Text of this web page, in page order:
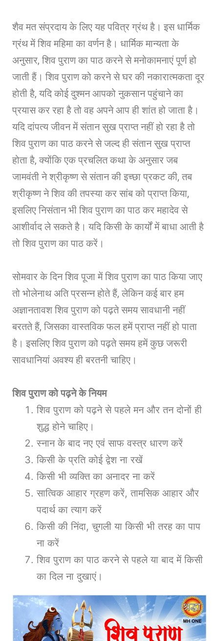
शैव मत संप्रदाय के लिए यह पवित्र ग्रंथ है। इस धार्मिक
ग्रंथ में शिव महिमा का वर्णन है। धार्मिक मान्यता के
अनुसार, शिव पुराण का पाठ करने से मनोकामनाएं पूर्ण हो
जाती हैं। शिव पुराण को करने से घर की नकारात्मकता दूर
होती है, यदि कोई दुश्मन आपको नुकसान पहुंचाने का
प्रयास कर रहा है तो वह अपने आप ही शांत हो जाता है।
यदि दांपत्य जीवन में संतान सुख प्राप्त नहीं हो रहा है तो
शिव पुराण का पाठ करने से जल्द ही संतान सुख प्राप्त
होता है, क्योंकि एक प्रचलित कथा के अनुसार जब
जामवंती ने श्रीकृष्ण से संतान की इच्छा प्रकट की, तब
श्रीकृष्ण ने शिव की तपस्या कर सांब को प्राप्त किया,
इसलिए निसंतान भी शिव पुराण का पाठ कर महादेव से
आशीर्वाद ले सकते है। यदि किसी के कार्यों में बाधा आती है
तो शिव पुराण का पाठ करें।
सोमवार के दिन शिव पूजा में शिव पुराण का पाठ किया जाए
तो भोलेनाथ अति प्रसन्न होते हैं, लेकिन कई बार हम
अज्ञानतावश शिव पुराण को पढ़ते समय सावधानी नहीं
बरतते हैं, जिसका वास्तविक फल हमें प्राप्त नहीं हो पाता
है। इसलिए शिव पुराण को पढ़ते समय हमें कुछ जरूरी
सावधानियां अवश्य ही बरतनी चाहिए।
शिव पुराण को पढ़ने के नियम
शिव पुराण को पढ़ने से पहले मन और तन दोनों ही
शुद्ध होने चाहिए।
स्नान के बाद नए एवं साफ वस्त्र धारण करें
किसी के प्रति कोई द्वेश ना रखें
किसी भी व्यक्ति का अनादर ना करें
सात्विक आहार ग्रहण करें, तामसिक आहार और
पदार्थ का त्याग करें
किसी की निंदा, चुगली या किसी भी तरह का पाप
ना करें
शिव पुराण का पाठ करने से पहले या बाद में किसी
का दिल ना दुखाएं।